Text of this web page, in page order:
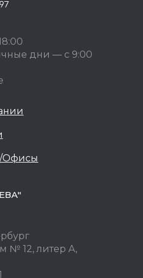
дни — с 9:00
Офисы
№ 12, литер А,